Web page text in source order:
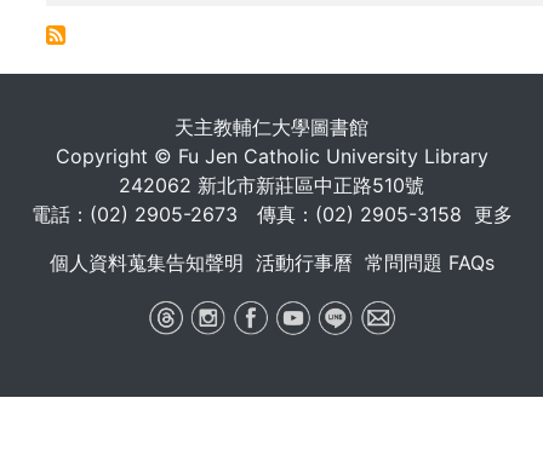
天主教輔仁大學圖書館
Copyright © Fu Jen Catholic University Library
242062 新北市新莊區中正路510號
電話：(02) 2905-2673 傳真：(02) 2905-3158 更多
個人資料蒐集告知聲明 活動行事曆 常問問題 FAQs